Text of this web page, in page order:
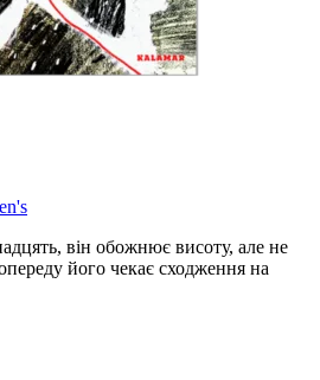
він обожнює висоту, але не
його чекає сходження на